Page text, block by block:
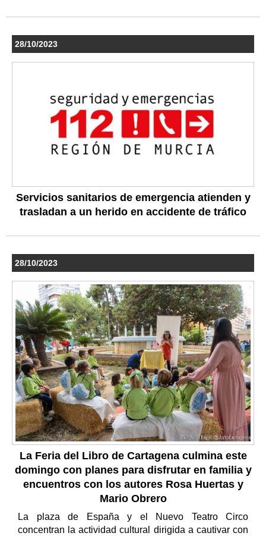
28/10/2023
Servicios sanitarios de emergencia atienden y
trasladan a un herido en accidente de tráfico
28/10/2023
La Feria del Libro de Cartagena culmina este
domingo con planes para disfrutar en familia y
encuentros con los autores Rosa Huertas y
Mario Obrero
La plaza de España y el Nuevo Teatro Circo
concentran la actividad cultural dirigida a cautivar con